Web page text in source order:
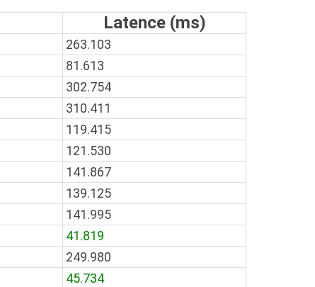
Latence (ms)
263.103
81.613
302.754
310.411
119.415
121.530
141.867
139.125
141.995
41.819
249.980
45.734